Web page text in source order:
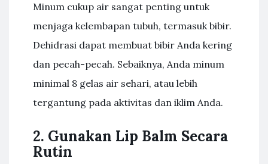
Minum cukup air sangat penting untuk
menjaga kelembapan tubuh, termasuk bibir.
Dehidrasi dapat membuat bibir Anda kering
dan pecah-pecah. Sebaiknya, Anda minum
minimal 8 gelas air sehari, atau lebih
tergantung pada aktivitas dan iklim Anda.
2. Gunakan Lip Balm Secara
Rutin